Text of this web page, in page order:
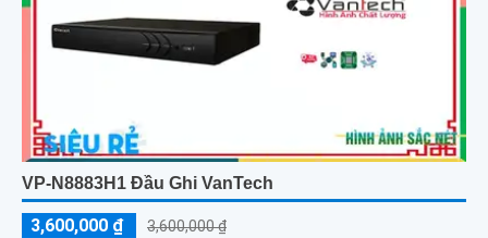
VP-N8883H1 Đầu Ghi VanTech
3,600,000 ₫ 3,600,000 ₫